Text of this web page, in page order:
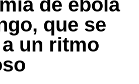
de ébola
que se
un ritmo